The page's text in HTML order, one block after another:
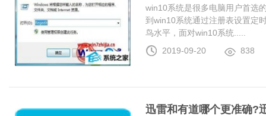
win10系统是很多电脑用户首选
到win10系统通过注册表设置定
鸟水平，面对win10系统.....
2019-09-20
838
迅雷和有道哪个更准确?